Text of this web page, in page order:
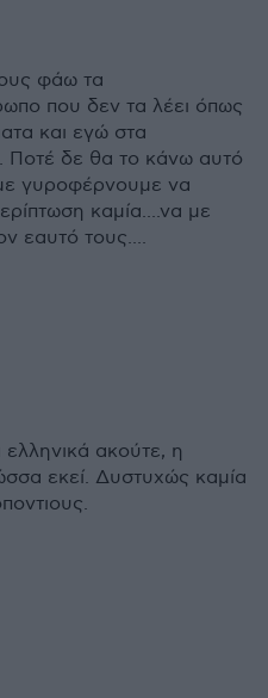
φάω τα
που δεν τα λέει όπως
και εγώ στα
Ποτέ δε θα το κάνω αυτό
γυροφέρνουμε να
καμία....να με
εαυτό τους....
ακούτε, η
εκεί. Δυστυχώς καμία